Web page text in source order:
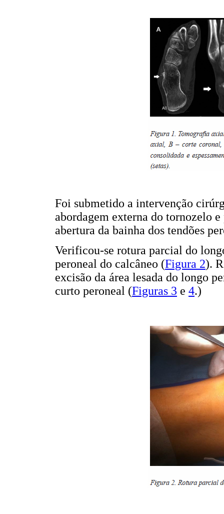
Foi submetido a intervenção
abordagem externa do tornozelo
abertura da bainha dos tendões
Verificou-se rotura parcial do
peroneal do calcâneo (Figura 2).
excisão da área lesada do longo
curto peroneal (Figuras 3 e 4.)